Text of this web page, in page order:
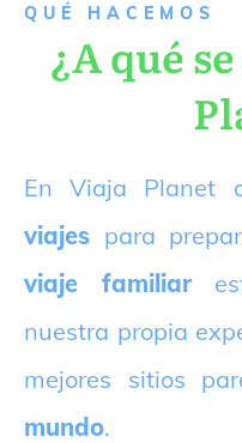
QUÉ HACEMOS
¿A qué
En Viaja Planet
viajes para
viaje familiar
nuestra propia
mejores sitios
mundo.